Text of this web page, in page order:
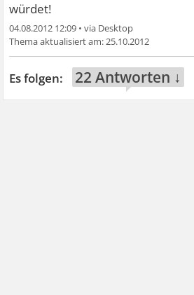
würdet!
04.08.2012 12:09 •
25.10.2012
22 Antworten ↓